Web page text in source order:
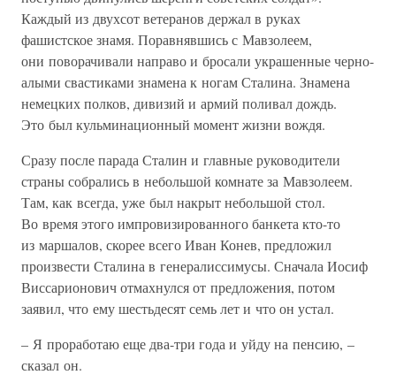
Каждый из двухсот ветеранов держал в руках
фашистское знамя. Поравнявшись с Мавзолеем,
они поворачивали направо и бросали украшенные черно-
алыми свастиками знамена к ногам Сталина. Знамена
немецких полков, дивизий и армий поливал дождь.
Это был кульминационный момент жизни вождя.
Сразу после парада Сталин и главные руководители
страны собрались в небольшой комнате за Мавзолеем.
Там, как всегда, уже был накрыт небольшой стол.
Во время этого импровизированного банкета кто-то
из маршалов, скорее всего Иван Конев, предложил
произвести Сталина в генералиссимусы. Сначала Иосиф
Виссарионович отмахнулся от предложения, потом
заявил, что ему шестьдесят семь лет и что он устал.
– Я проработаю еще два-три года и уйду на пенсию, –
сказал он.